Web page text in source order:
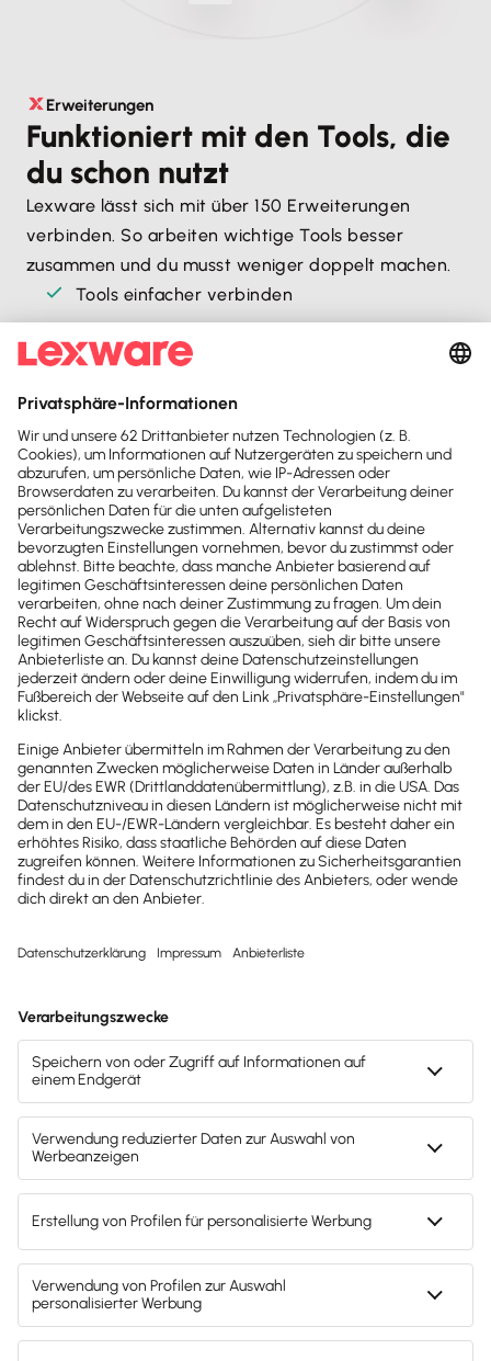
Erweiterungen
Funktioniert mit den Tools, die
du schon nutzt
Lexware lässt sich mit über 150 Erweiterungen
verbinden. So arbeiten wichtige Tools besser
zusammen und du musst weniger doppelt machen.
Tools einfacher verbinden
Abläufe, die besser zusammenpassen
Erweiterungen entdecken
Mach dir
Selbstständigkeit
einfach
Rechnungen, Buchhaltung, Steuern:
Lexware übernimmt das für dich.
Automatisiert, rechtssicher, einfach.
Damit du dich auf das konzentrierst,
hast.Perfekt für Selbstständige,
Gründer und kleine Teams.
Preise ansehen
Mach's dir leicht und gib deinem Business den
entscheidenden Push – mit unserer Software für
Buchhaltung & Lohn.
Lösungen